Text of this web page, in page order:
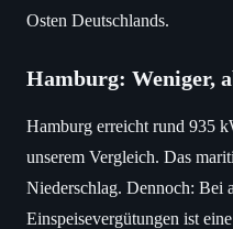
Osten Deutschlands.
Hamburg: Weniger,
Hamburg erreicht rund 935
unserem Vergleich. Das
Niederschlag. Dennoch: Bei
Einspeisevergütungen ist